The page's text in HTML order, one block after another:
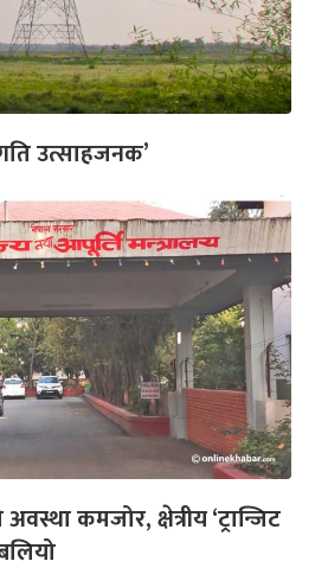
उत्साहजनक’
कमजोर, क्षेत्रीय ‘ट्रान्जिट